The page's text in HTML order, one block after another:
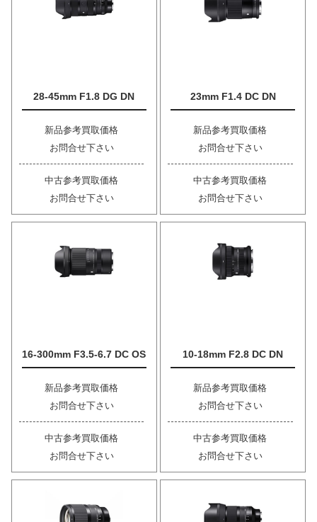
28-45mm F1.8 DG DN
新品参考買取価格
お問合せ下さい
中古参考買取価格
お問合せ下さい
23mm F1.4 DC DN
新品参考買取価格
お問合せ下さい
中古参考買取価格
お問合せ下さい
16-300mm F3.5-6.7 DC OS
新品参考買取価格
お問合せ下さい
中古参考買取価格
お問合せ下さい
10-18mm F2.8 DC DN
新品参考買取価格
お問合せ下さい
中古参考買取価格
お問合せ下さい